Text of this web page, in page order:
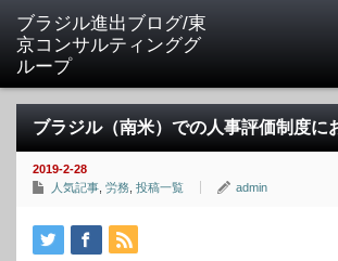
ブラジル進出ブログ/東
京コンサルティンググ
ループ
ブラジル（南米）での人事評価制度に
2019-2-28
人気記事 労務 投稿一覧 admin